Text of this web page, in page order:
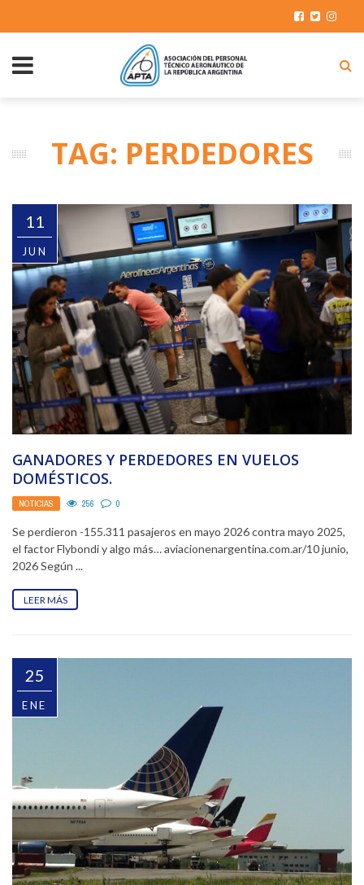
TAG: PERDEDORES
11
JUN
GANADORES Y PERDEDORES EN VUELOS
DOMÉSTICOS.
NOTICIAS 256 0
Se perdieron -155.311 pasajeros en mayo 2026 contra mayo 2025,
el factor Flybondi y algo más… aviacionenargentina.com.ar/10 junio,
2026 Según ...
LEER MÁS
25
ENE